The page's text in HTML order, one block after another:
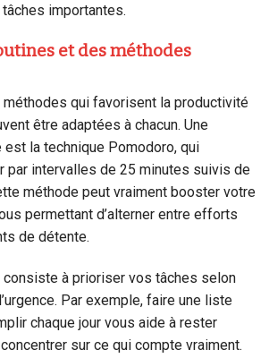
importantes.
et des méthodes
qui favorisent la productivité
être adaptées à chacun. Une
est la technique Pomodoro, qui
par intervalles de 25 minutes suivis de
méthode peut vraiment booster votre
permettant d’alterner entre efforts
de détente.
consiste à prioriser vos tâches selon
Par exemple, faire une liste
chaque jour vous aide à rester
sur ce qui compte vraiment.